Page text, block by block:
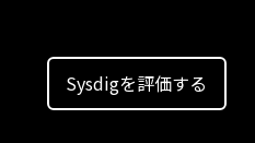
【ブログ】
セキュリテ
Sysdigを評価する